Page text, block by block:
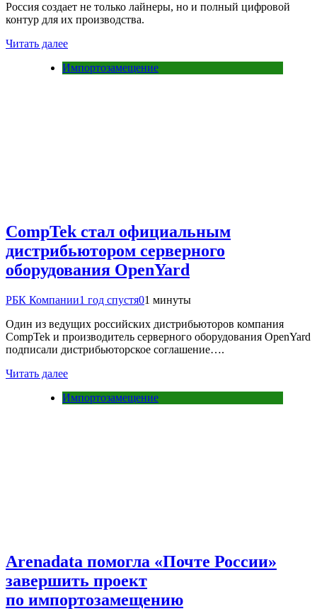
Россия создает не только лайнеры, но и полный цифровой
контур для их производства.
Читать далее
Импортозамещение
CompTek стал официальным
дистрибьютором серверного
оборудования OpenYard
РБК Компании1 год спустя01 минуты
Один из ведущих российских дистрибьюторов компания
CompTek и производитель серверного оборудования OpenYard
подписали дистрибьюторское соглашение….
Читать далее
Импортозамещение
Arenadata помогла «Почте России»
завершить проект
по импортозамещению